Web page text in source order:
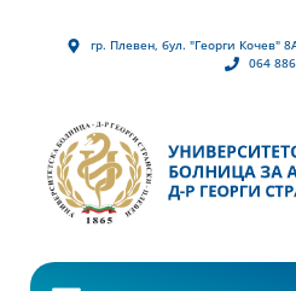
гр. Плевен, бул. "Георги Кочев"
064